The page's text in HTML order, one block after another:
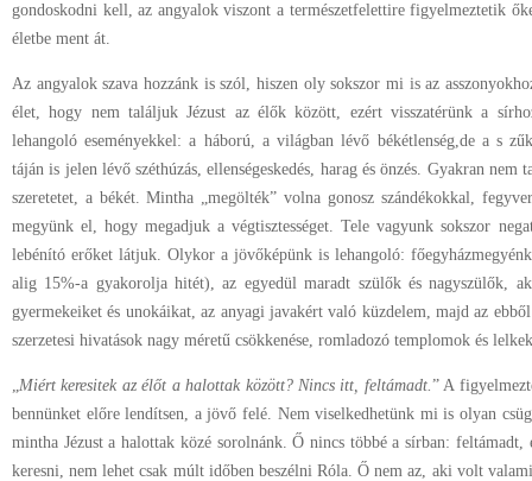
gondoskodni kell, az angyalok viszont a természetfelettire figyelmeztetik
életbe ment át.
Az angyalok szava hozzánk is szól, hiszen oly sokszor mi is az
élet, hogy nem találjuk Jézust az élők között, ezért visszatérünk a
lehangoló eseményekkel: a háború, a világban lévő békétlenség,de a s
táján is jelen lévő széthúzás, ellenségeskedés, harag és önzés. Gyakran nem
szeretetet, a békét. Mintha „megölték” volna gonosz szándékokkal,
megyünk el, hogy megadjuk a végtisztességet. Tele vagyunk sokszor
lebénító erőket látjuk. Olykor a jövőképünk is lehangoló:
alig 15%-a gyakorolja hitét), az egyedül maradt szülők és nagyszülők,
gyermekeiket és unokáikat, az anyagi javakért való küzdelem, majd az ebből
szerzetesi hivatások nagy méretű csökkenése, romladozó templomok és
„Miért keresitek az élőt a halottak között? Nincs itt, feltámadt.” A
bennünket előre lendítsen, a jövő felé. Nem viselkedhetünk mi is olyan
mintha Jézust a halottak közé sorolnánk. Ő nincs többé a sírban:
keresni, nem lehet csak múlt időben beszélni Róla. Ő nem az, aki volt